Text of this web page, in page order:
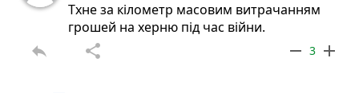
Тхне за кілометр масовим витрачанням
грошей на херню під час війни.
reply share remove 3 add